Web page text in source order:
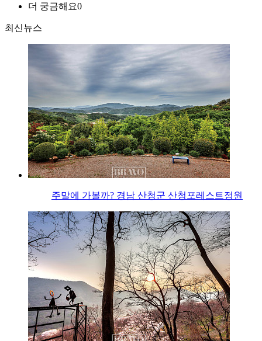
더 궁금해요0
최신뉴스
주말에 가볼까? 경남 산청군 산청포레스트정원